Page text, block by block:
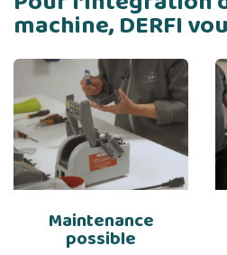
machine, DERFI
Maintenance
possible